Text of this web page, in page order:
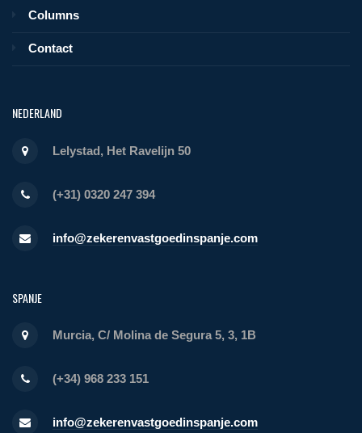
Columns
Contact
NEDERLAND
Lelystad, Het Ravelijn 50
(+31) 0320 247 394
info@zekerenvastgoedinspanje.com
SPANJE
Murcia, C/ Molina de Segura 5, 3, 1B
(+34) 968 233 151
info@zekerenvastgoedinspanje.com